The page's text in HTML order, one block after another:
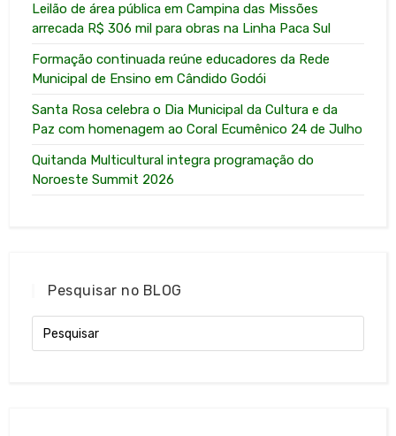
Leilão de área pública em Campina das Missões
arrecada R$ 306 mil para obras na Linha Paca Sul
Formação continuada reúne educadores da Rede
Municipal de Ensino em Cândido Godói
Santa Rosa celebra o Dia Municipal da Cultura e da
Paz com homenagem ao Coral Ecumênico 24 de Julho
Quitanda Multicultural integra programação do
Noroeste Summit 2026
Pesquisar no BLOG